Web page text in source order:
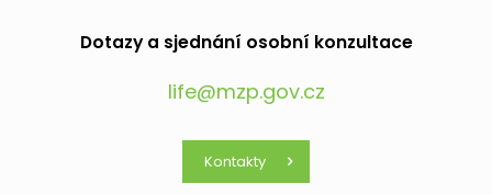
Dotazy a sjednání osobní konzultace
life@mzp.gov.cz
Kontakty